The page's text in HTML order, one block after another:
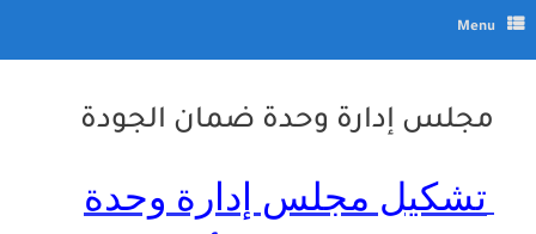
Menu
مجلس إدارة وحدة ضمان الجودة
تشكيل مجلس إدارة وحدة